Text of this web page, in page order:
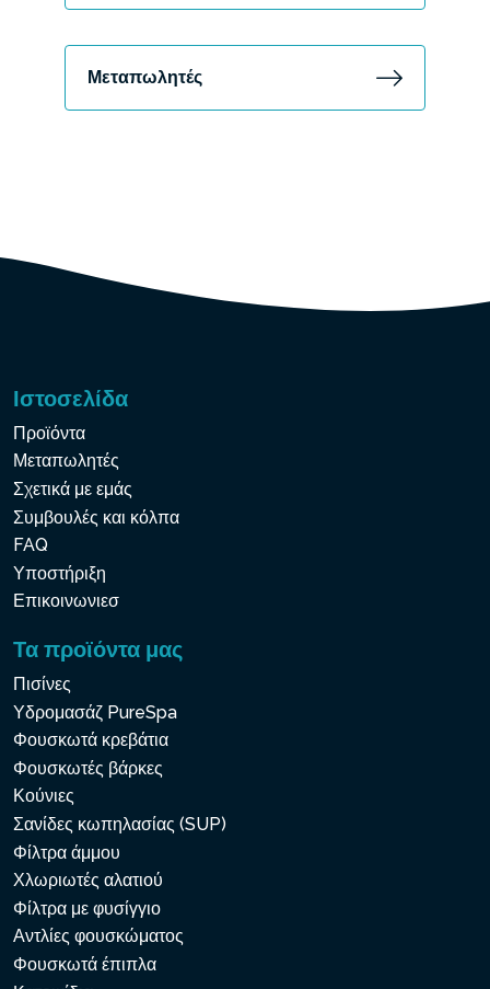
Μεταπωλητές
Ιστοσελίδα
Προϊόντα
Μεταπωλητές
Σχετικά με εμάς
Συμβουλές και κόλπα
FAQ
Υποστήριξη
Επικοινωνιεσ
Τα προϊόντα μας
Πισίνες
Υδρομασάζ PureSpa
Φουσκωτά κρεβάτια
Φουσκωτές βάρκες
Κούνιες
Σανίδες κωπηλασίας (SUP)
Φίλτρα άμμου
Χλωριωτές αλατιού
Φίλτρα με φυσίγγιο
Αντλίες φουσκώματος
Φουσκωτά έπιπλα